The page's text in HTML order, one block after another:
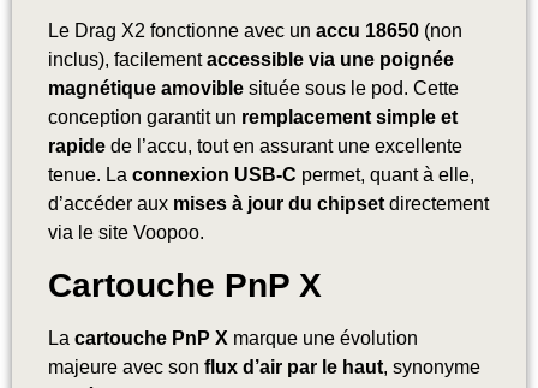
Le Drag X2 fonctionne avec un accu 18650 (non
inclus), facilementaccessible via une poignée
magnétique amovible située sous le pod. Cette
conception garantit un remplacement simple et
rapide de l’accu, tout en assurant une excellente
tenue. La connexion USB-C permet, quant à elle,
d’accéder aux mises à jour du chipset directement
via le site Voopoo.
Cartouche PnP X
La cartouche PnP X marque une évolution
majeure avec son flux d’air par le haut, synonyme